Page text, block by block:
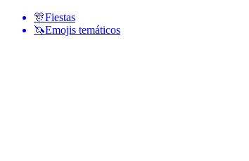
🎊Fiestas
🦄Emojis temáticos